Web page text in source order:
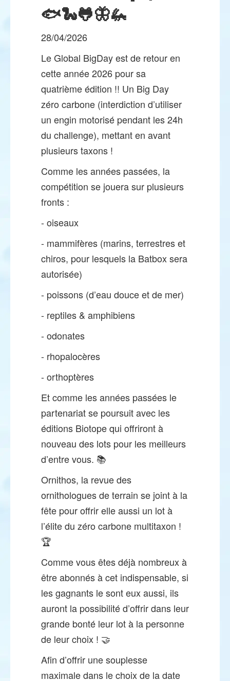
🐟🐍🐸🦋🦗
28/04/2026
Le Global BigDay est de retour en
cette année 2026 pour sa
quatrième édition !! Un Big Day
zéro carbone (interdiction d’utiliser
un engin motorisé pendant les 24h
du challenge), mettant en avant
plusieurs taxons !
Comme les années passées, la
compétition se jouera sur plusieurs
fronts :
- oiseaux
- mammifères (marins, terrestres et
chiros, pour lesquels la Batbox sera
autorisée)
- poissons (d’eau douce et de mer)
- reptiles & amphibiens
- odonates
- rhopalocères
- orthoptères
Et comme les années passées le
partenariat se poursuit avec les
éditions Biotope qui offriront à
nouveau des lots pour les meilleurs
d’entre vous. 📚
Ornithos, la revue des
ornithologues de terrain se joint à la
fête pour offrir elle aussi un lot à
l’élite du zéro carbone multitaxon !
🏆
Comme vous êtes déjà nombreux à
être abonnés à cet indispensable, si
les gagnants le sont eux aussi, ils
auront la possibilité d’offrir dans leur
grande bonté leur lot à la personne
de leur choix ! 🤝
Afin d’offrir une souplesse
maximale dans le choix de la date